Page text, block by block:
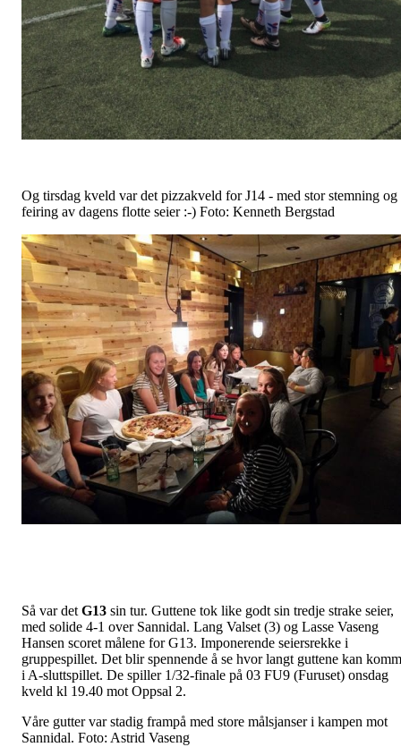
Og tirsdag kveld var det pizzakveld for J14 - med stor stemning og
feiring av dagens flotte seier :-) Foto: Kenneth Bergstad
Så var det G13 sin tur. Guttene tok like godt sin tredje strake seier,
med solide 4-1 over Sannidal. Lang Valset (3) og Lasse Vaseng
Hansen scoret målene for G13. Imponerende seiersrekke i
gruppespillet. Det blir spennende å se hvor langt guttene kan
i A-sluttspillet. De spiller 1/32-finale på 03 FU9 (Furuset) onsdag
kveld kl 19.40 mot Oppsal 2.
Våre gutter var stadig frampå med store målsjanser i kampen mot
Sannidal. Foto: Astrid Vaseng